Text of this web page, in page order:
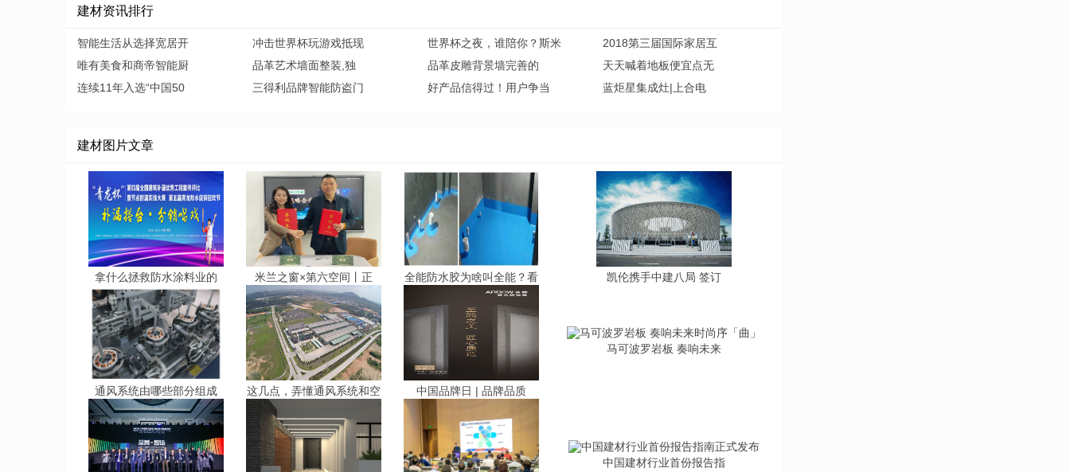
建材资讯排行
智能生活从选择宽居开 冲击世界杯玩游戏抵现 世界杯之夜，谁陪你？斯米
2018第三届国际家居互
唯有美食和商帝智能厨
品革艺术墙面整装,独 品革皮雕背景墙完善的
天天喊着地板便宜点无
连续11年入选“中国50
三得利品牌智能防盗门 好产品信得过！用户争当 蓝炬星集成灶|上合电
建材图片文章
拿什么拯救防水涂料业的 米兰之窗×第六空间丨正 全能防水胶为啥叫全能？看 凯伦携手中建八局 签订
通风系统由哪些部分组成 这几点，弄懂通风系统和空 中国品牌日 | 品牌品质
马可波罗岩板 奏响未来
中国建材行业首份报告指